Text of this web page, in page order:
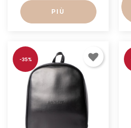
PIÙ
-35%